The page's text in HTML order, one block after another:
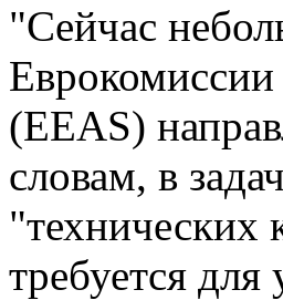
"Сейчас
(EEAS)
словам, в
"технических
требуется